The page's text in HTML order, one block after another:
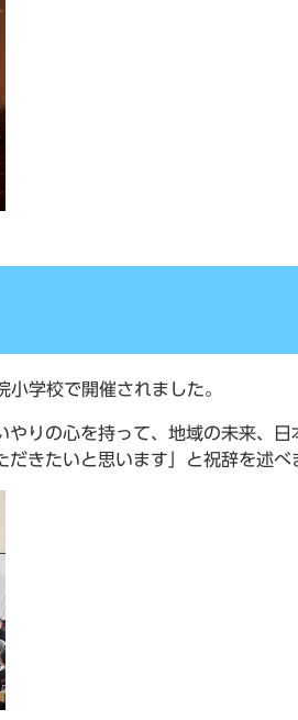
学校で開催されました。
りの心を持って、地域の未来、日
きたいと思います」と祝辞を述べ